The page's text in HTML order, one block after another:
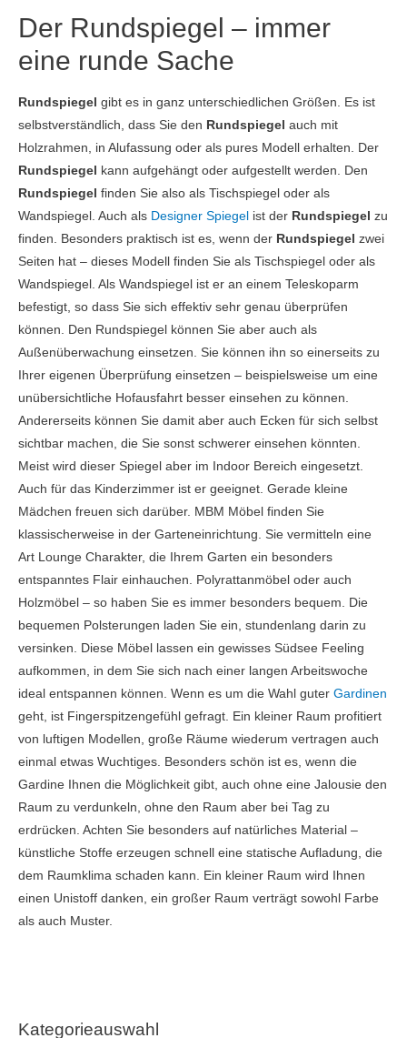
Kategorieauswahl
Der Rundspiegel – immer
eine runde Sache
Rundspiegel gibt es in ganz unterschiedlichen Größen. Es ist
selbstverständlich, dass Sie den Rundspiegel auch mit
Holzrahmen, in Alufassung oder als pures Modell erhalten. Der
Rundspiegel
kann aufgehängt oder aufgestellt werden. Den
Rundspiegel finden Sie also als Tischspiegel oder als
Wandspiegel. Auch als Designer Spiegel ist der Rundspiegel zu
finden. Besonders praktisch ist es, wenn der Rundspiegel zwei
Seiten hat – dieses Modell finden Sie als Tischspiegel oder als
Wandspiegel. Als Wandspiegel ist er an einem Teleskoparm
befestigt, so dass Sie sich effektiv sehr genau überprüfen
können. Den Rundspiegel können Sie aber auch als
Außenüberwachung einsetzen. Sie können ihn so einerseits zu
Ihrer eigenen Überprüfung einsetzen – beispielsweise um eine
unübersichtliche Hofausfahrt besser einsehen zu können.
Andererseits können Sie damit aber auch Ecken für sich selbst
sichtbar machen, die Sie sonst schwerer einsehen könnten.
Meist wird dieser Spiegel aber im Indoor Bereich eingesetzt.
Auch für das Kinderzimmer ist er geeignet. Gerade kleine
Mädchen freuen sich darüber. MBM Möbel finden Sie
klassischerweise in der Garteneinrichtung. Sie vermitteln eine
Art Lounge Charakter, die Ihrem Garten ein besonders
entspanntes Flair einhauchen. Polyrattanmöbel oder auch
Holzmöbel – so haben Sie es immer besonders bequem. Die
bequemen Polsterungen laden Sie ein, stundenlang darin zu
versinken. Diese Möbel lassen ein gewisses Südsee Feeling
aufkommen, in dem Sie sich nach einer langen Arbeitswoche
ideal entspannen können. Wenn es um die Wahl guter Gardinen
geht, ist Fingerspitzengefühl gefragt. Ein kleiner Raum profitiert
von luftigen Modellen, große Räume wiederum vertragen auch
einmal etwas Wuchtiges. Besonders schön ist es, wenn die
Gardine Ihnen die Möglichkeit gibt, auch ohne eine Jalousie den
Raum zu verdunkeln, ohne den Raum aber bei Tag zu
erdrücken. Achten Sie besonders auf natürliches Material –
künstliche Stoffe erzeugen schnell eine statische Aufladung, die
dem Raumklima schaden kann. Ein kleiner Raum wird Ihnen
einen Unistoff danken, ein großer Raum verträgt sowohl Farbe
als auch Muster.